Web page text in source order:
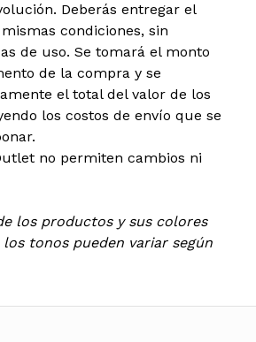
Deberás entregar el
condiciones, sin
de uso. Se tomará el monto
de la compra y se
el total del valor de los
los costos de envío que se
no permiten cambios ni
los productos y sus colores
tonos pueden variar según